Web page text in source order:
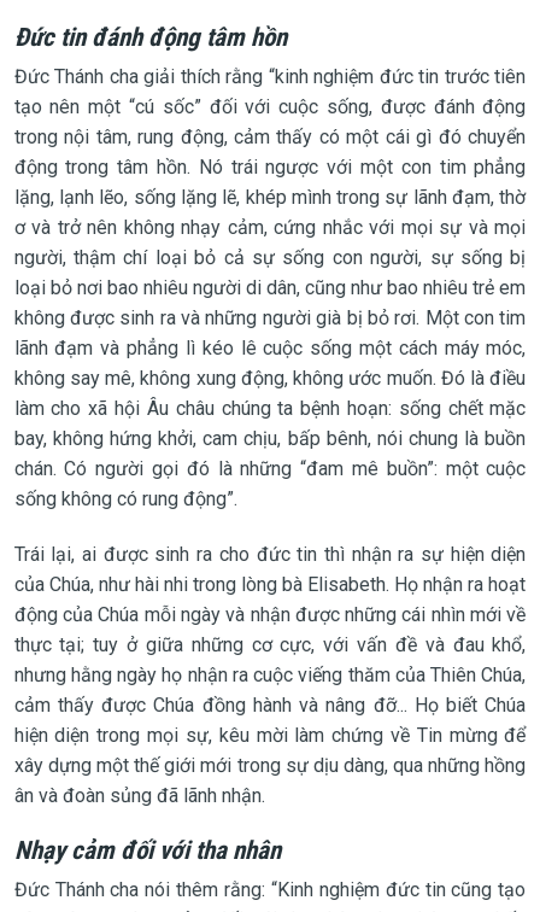
Đức tin đánh động tâm hồn
Đức Thánh cha giải thích rằng “kinh nghiệm đức tin trước tiên
tạo nên một “cú sốc” đối với cuộc sống, được đánh động
trong nội tâm, rung động, cảm thấy có một cái gì đó chuyển
động trong tâm hồn. Nó trái ngược với một con tim phẳng
lặng, lạnh lẽo, sống lặng lẽ, khép mình trong sự lãnh đạm, thờ
ơ và trở nên không nhạy cảm, cứng nhắc với mọi sự và mọi
người, thậm chí loại bỏ cả sự sống con người, sự sống bị
loại bỏ nơi bao nhiêu người di dân, cũng như bao nhiêu trẻ em
không được sinh ra và những người già bị bỏ rơi. Một con tim
lãnh đạm và phẳng lì kéo lê cuộc sống một cách máy móc,
không say mê, không xung động, không ước muốn. Đó là điều
làm cho xã hội Âu châu chúng ta bệnh hoạn: sống chết mặc
bay, không hứng khởi, cam chịu, bấp bênh, nói chung là buồn
chán. Có người gọi đó là những “đam mê buồn”: một cuộc
sống không có rung động”.
Trái lại, ai được sinh ra cho đức tin thì nhận ra sự hiện diện
của Chúa, như hài nhi trong lòng bà Elisabeth. Họ nhận ra hoạt
động của Chúa mỗi ngày và nhận được những cái nhìn mới về
thực tại; tuy ở giữa những cơ cực, với vấn đề và đau khổ,
nhưng hằng ngày họ nhận ra cuộc viếng thăm của Thiên Chúa,
cảm thấy được Chúa đồng hành và nâng đỡ... Họ biết Chúa
hiện diện trong mọi sự, kêu mời làm chứng về Tin mừng để
xây dựng một thế giới mới trong sự dịu dàng, qua những hồng
ân và đoàn sủng đã lãnh nhận.
Nhạy cảm đối với tha nhân
Đức Thánh cha nói thêm rằng: “Kinh nghiệm đức tin cũng tạo